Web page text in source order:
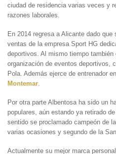
ciudad de residencia varias veces y
razones laborales.
En 2014 regresa a Alicante dado
ventas de la empresa Sport HG
deportivos. Al mismo tiempo
organización de eventos deportivos,
Pola. Además ejerce de entrenador
Montemar
Por otra parte Albentosa ha sido un
populares, aún estando ya retirado
sentido se proclamado campeón de
varias ocasiones y segundo de la
Actualmente su mejor marca